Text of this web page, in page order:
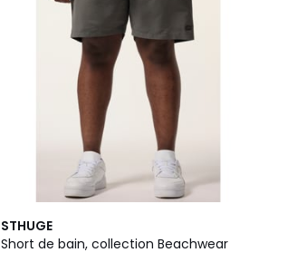
STHUGE
Short de bain, collection Beachwear